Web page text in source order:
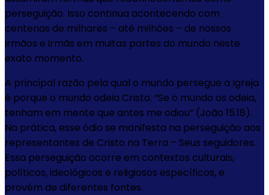
perseguição. Isso continua acontecendo com
centenas de milhares – até milhões – de nossos
irmãos e irmãs em muitas partes do mundo neste
exato momento.
A principal razão pela qual o mundo persegue a Igreja
é porque o mundo odeia Cristo. “Se o mundo os odeia,
tenham em mente que antes me odiou” (João 15.18).
Na prática, esse ódio se manifesta na perseguição aos
representantes de Cristo na Terra – Seus seguidores.
Essa perseguição ocorre em contextos culturais,
políticos, ideológicos e religiosos específicos, e
provém de diferentes fontes.